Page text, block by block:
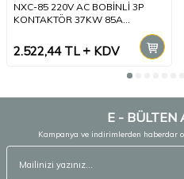
NXC-85 220V AC BOBİNLİ 3P
KONTAKTÖR 37KW 85A
1NA+1NK YARDIMCI KONTAKLI
2.522,44TL KDV
E - BÜLTEN
Kampanya ve indirimlerden haberdar